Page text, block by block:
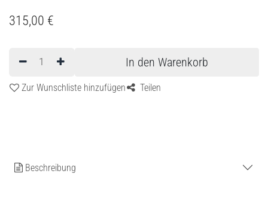
315,00 €
In den Warenkorb
Zur Wunschliste hinzufügen Teilen
Beschreibung